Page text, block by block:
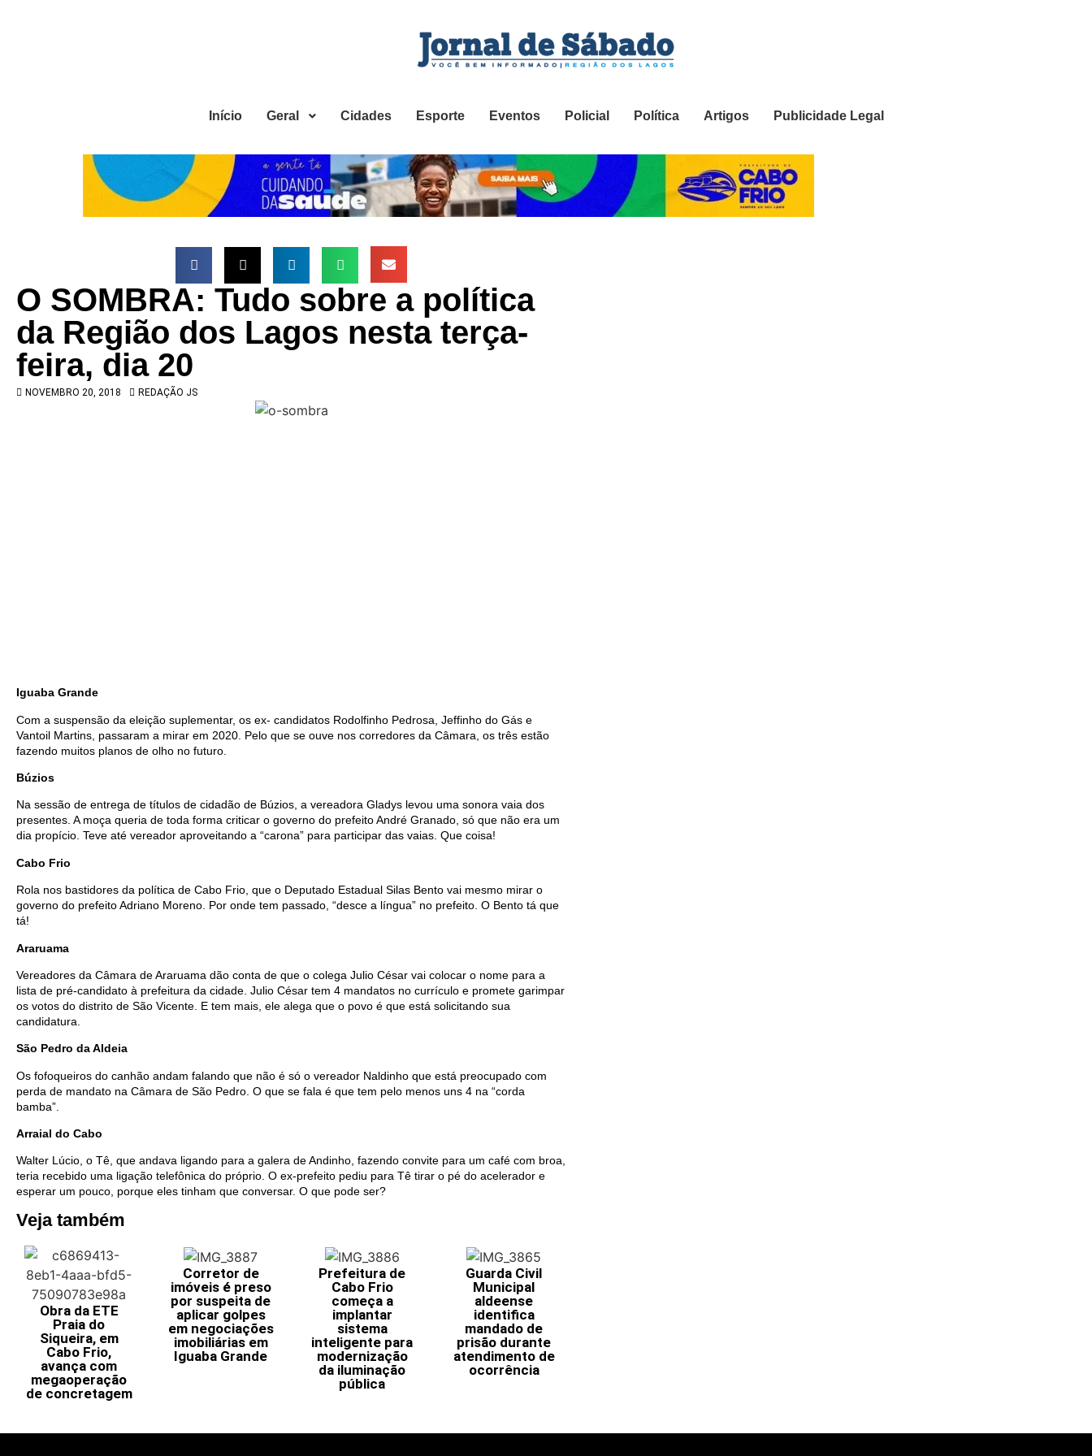
Início Geral Cidades Esporte Eventos Policial Política Artigos Publicidade Legal
O SOMBRA: Tudo sobre a política
da Região dos Lagos nesta terça-
feira, dia 20
NOVEMBRO 20, 2018 REDAÇÃO JS
Iguaba Grande
Com a suspensão da eleição suplementar, os ex- candidatos Rodolfinho Pedrosa, Jeffinho do Gás e
Vantoil Martins, passaram a mirar em 2020. Pelo que se ouve nos corredores da Câmara, os três estão
fazendo muitos planos de olho no futuro.
Búzios
Na sessão de entrega de títulos de cidadão de Búzios, a vereadora Gladys levou uma sonora vaia dos
presentes. A moça queria de toda forma criticar o governo do prefeito André Granado, só que não era um
dia propício. Teve até vereador aproveitando a “carona” para participar das vaias. Que coisa!
Cabo Frio
Rola nos bastidores da política de Cabo Frio, que o Deputado Estadual Silas Bento vai mesmo mirar o
governo do prefeito Adriano Moreno. Por onde tem passado, “desce a língua” no prefeito. O Bento tá que
tá!
Araruama
Vereadores da Câmara de Araruama dão conta de que o colega Julio César vai colocar o nome para a
lista de pré-candidato à prefeitura da cidade. Julio César tem 4 mandatos no currículo e promete garimpar
os votos do distrito de São Vicente. E tem mais, ele alega que o povo é que está solicitando sua
candidatura.
São Pedro da Aldeia
Os fofoqueiros do canhão andam falando que não é só o vereador Naldinho que está preocupado com
perda de mandato na Câmara de São Pedro. O que se fala é que tem pelo menos uns 4 na “corda
bamba”.
Arraial do Cabo
Walter Lúcio, o Tê, que andava ligando para a galera de Andinho, fazendo convite para um café com broa,
teria recebido uma ligação telefônica do próprio. O ex-prefeito pediu para Tê tirar o pé do acelerador e
esperar um pouco, porque eles tinham que conversar. O que pode ser?
Veja também
Obra da ETE
Praia do
Siqueira, em
Cabo Frio,
avança com
megaoperação
de concretagem
Corretor de
imóveis é preso
por suspeita de
aplicar golpes
em negociações
imobiliárias em
Iguaba Grande
Prefeitura de
Cabo Frio
começa a
implantar
sistema
inteligente para
modernização
da iluminação
pública
Guarda Civil
Municipal
aldeense
identifica
mandado de
prisão durante
atendimento de
ocorrência